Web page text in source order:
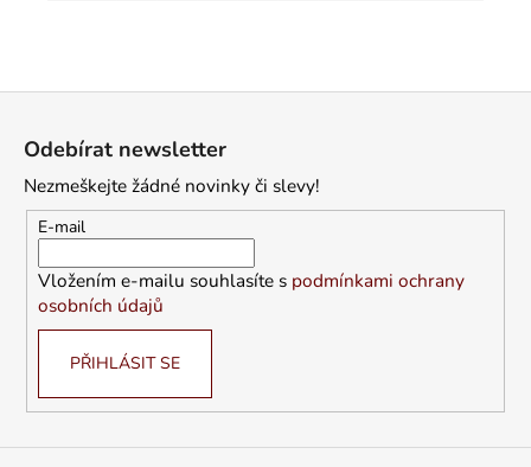
Odebírat newsletter
Nezmeškejte žádné novinky či slevy!
E-mail
Vložením e-mailu souhlasíte s podmínkami ochrany
osobních údajů
PŘIHLÁSIT SE